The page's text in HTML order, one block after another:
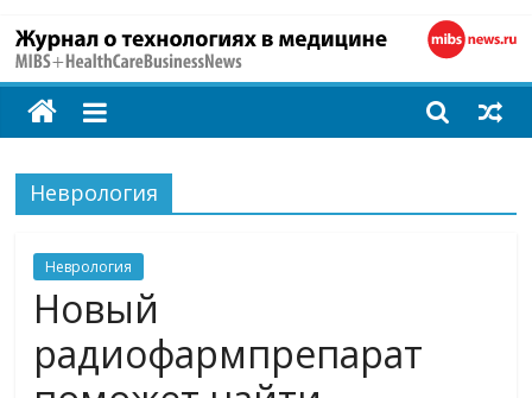
MIBS
+
Технологии
здоровья
Неврология
Неврология
Новый
радиофармпрепарат